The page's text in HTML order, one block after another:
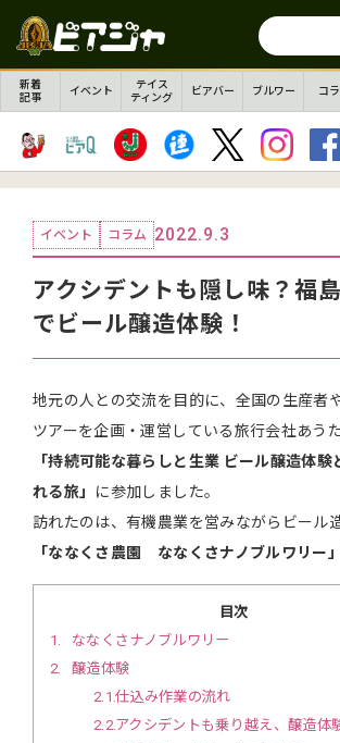
新着
記事
イベント
テイス
ティング
ビアバー ブルワー コ
イベント コラム 2022.9.3
アクシデントも隠し味？福
でビール醸造体験！
地元の人との交流を目的に、全国の生産者
ツアーを企画・運営している旅行会社あう
「持続可能な暮らしと生業 ビール醸造体験
れる旅」 に参加しました。
訪れたのは、有機農業を営みながらビール
「ななくさ農園 ななくさナノブルワリー」
目次
1
ななくさナノブルワリー
2
醸造体験
2.1 仕込み作業の流れ
2.2アクシデントも乗り越え、醸造体